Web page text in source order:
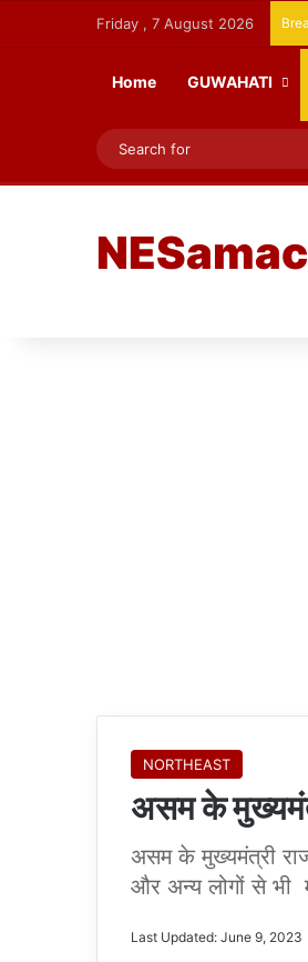
Friday , 7 August 2026
Home GUWAHATI
NORTHEAST
असम के
असम के मुख्यमंत्री
और अन्य लोगों से भी
Last Updated: June 9, 2023